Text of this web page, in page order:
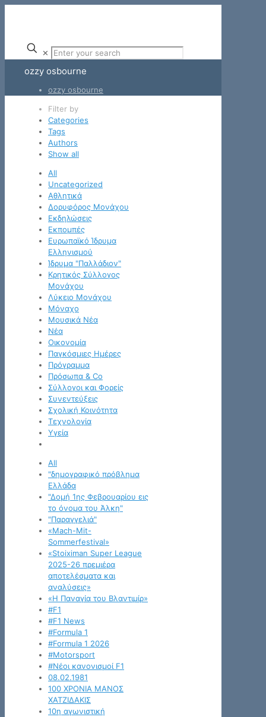
✕
ozzy osbourne
ozzy osbourne
Filter by
Categories
Tags
Authors
Show all
All
Uncategorized
Αθλητικά
Δορυφόρος Μονάχου
Εκδηλώσεις
Εκπομπές
Ευρωπαϊκό Ίδρυμα
Ελληνισμού
Ίδρυμα "Παλλάδιον"
Κρητικός Σύλλογος
Μονάχου
Λύκειο Μονάχου
Μόναχο
Μουσικά Νέα
Νέα
Οικονομία
Παγκόσμιες Ημέρες
Πρόγραμμα
Πρόσωπα & Co
Σύλλογοι και Φορείς
Συνεντεύξεις
Σχολική Κοινότητα
Τεχνολογία
Υγεία
All
"δημογραφικό πρόβλημα
Ελλάδα
"Δομή 1ης Φεβρουαρίου εις
το όνομα του Άλκη"
"Παραγγελιά"
«Mach-Mit-
Sommerfestival»
«Stoiximan Super League
2025-26 πρεμιέρα
αποτελέσματα και
αναλύσεις»
«Η Παναγία του Βλαντιμίρ»
#F1
#F1 News
#Formula 1
#Formula 1 2026
#Motorsport
#Νέοι κανονισμοί F1
08.02.1981
100 ΧΡΟΝΙΑ ΜΑΝΟΣ
ΧΑΤΖΙΔΑΚΙΣ
10η αγωνιστική